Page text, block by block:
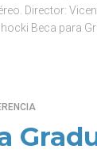
Director:
Beca para